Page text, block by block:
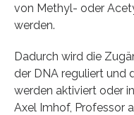
von Methyl- oder
werden.
Dadurch wird die
der DNA reguliert und
werden aktiviert oder
Axel Imhof, Professor